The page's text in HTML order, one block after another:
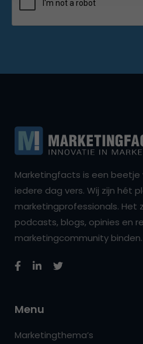
Marketingfacts is een beetje
iedere dag vers. Wij zijn hét
marketingprofessionals. Het
podcasts, blogs, opinies en
marketingcommunity binden.
Menu
Marketingthema’s